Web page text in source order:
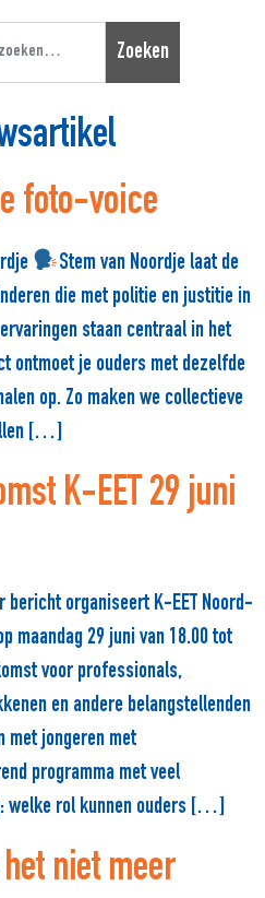
Zoeken
foto-voice
Stem van Noordje laat de
die met politie en justitie in
staan centraal in het
ontmoet je ouders met dezelfde
op. Zo maken we collectieve
[…]
K-EET 29 juni
organiseert K-EET Noord-
maandag 29 juni van 18.00 tot
voor professionals,
en andere belangstellenden
met jongeren met
programma met veel
welke rol kunnen ouders […]
niet meer